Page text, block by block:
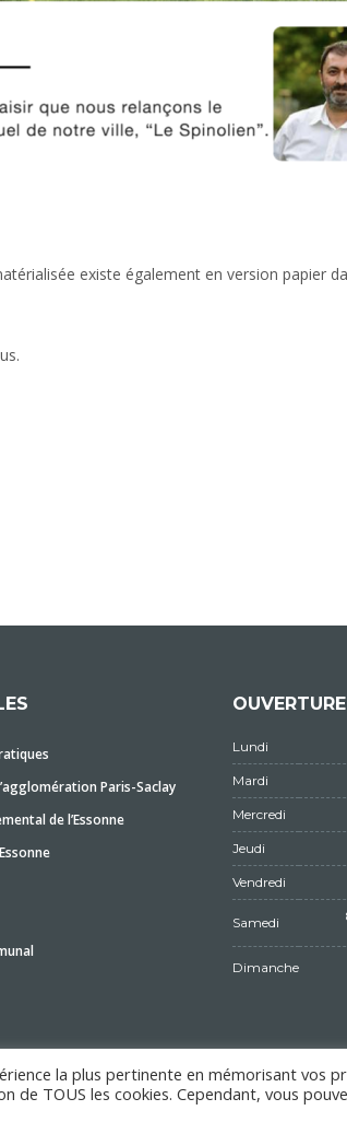
existe également en version papier
Paris-Saclay
de l’Essonne
Lundi
Mardi
Mercredi
Jeudi
Vendredi
Samedi
Dimanche
la plus pertinente en mémorisant vos
de TOUS les cookies. Cependant, vous